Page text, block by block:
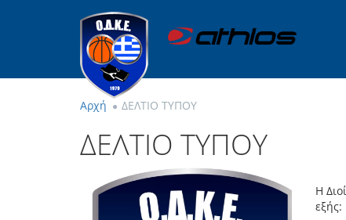
Αρχή ΔΕΛΤΙΟ ΤΥΠΟΥ
ΔΕΛΤΙΟ ΤΥΠΟΥ
Η
εξής: